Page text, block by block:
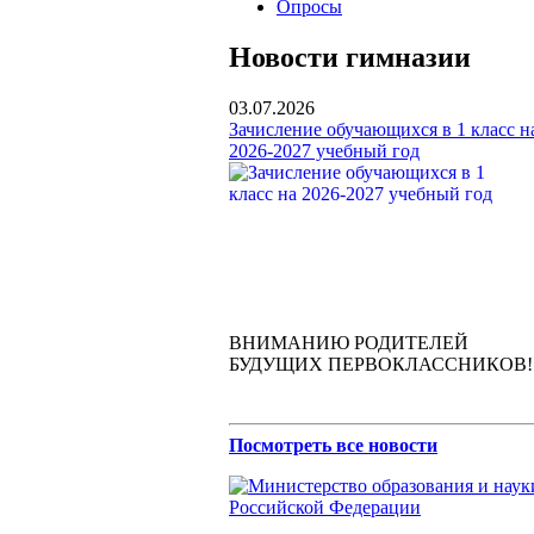
Опросы
Новости гимназии
03.07.2026
Зачисление обучающихся в 1 класс
2026-2027 учебный год
ВНИМАНИЮ РОДИТЕЛЕЙ
БУДУЩИХ ПЕРВОКЛАССНИКОВ!
Посмотреть все новости